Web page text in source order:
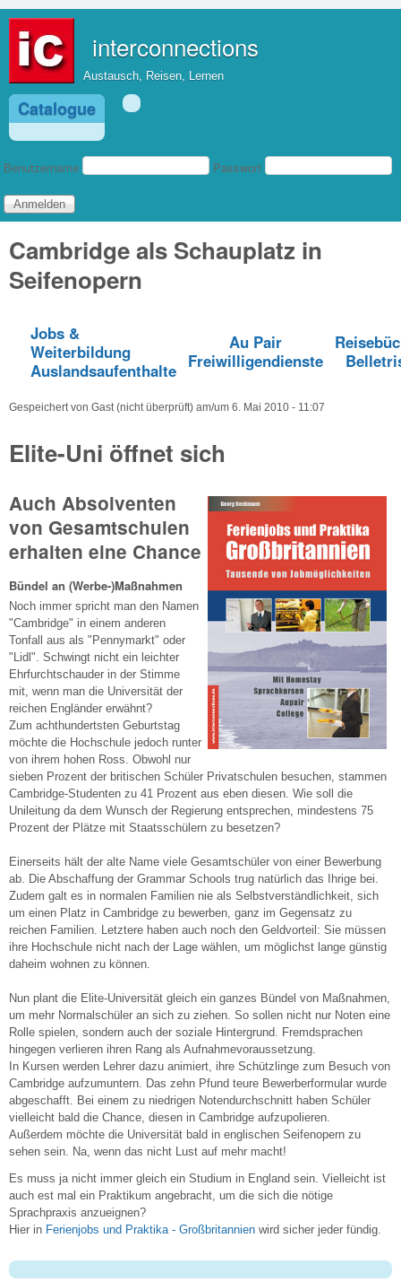
interconnections
Austausch, Reisen, Lernen
Catalogue
Benutzeranmeldung
Benutzername Passwort
Cambridge als Schauplatz in
Seifenopern
Jobs &
Weiterbildung
Auslandsaufenthalte
Au Pair
Freiwilligendienste
Gespeichert von Gast (nicht überprüft) am/um 6. Mai 2010 - 11:07
Elite-Uni öffnet sich
Auch Absolventen
von Gesamtschulen
erhalten eine Chance
Bündel an (Werbe-)Maßnahmen
Noch immer spricht man den Namen
"Cambridge" in einem anderen
Tonfall aus als "Pennymarkt" oder
"Lidl". Schwingt nicht ein leichter
Ehrfurchtschauder in der Stimme
mit, wenn man die Universität der
reichen Engländer erwähnt?
Zum achthundertsten Geburtstag
möchte die Hochschule jedoch runter
von ihrem hohen Ross. Obwohl nur
sieben Prozent der britischen Schüler Privatschulen besuchen, stammen
Cambridge-Studenten zu 41 Prozent aus eben diesen. Wie soll die
Unileitung da dem Wunsch der Regierung entsprechen, mindestens 75
Prozent der Plätze mit Staatsschülern zu besetzen?
Einerseits hält der alte Name viele Gesamtschüler von einer Bewerbung
ab. Die Abschaffung der Grammar Schools trug natürlich das Ihrige bei.
Zudem galt es in normalen Familien nie als Selbstverständlichkeit, sich
um einen Platz in Cambridge zu bewerben, ganz im Gegensatz zu
reichen Familien. Letztere haben auch noch den Geldvorteil: Sie müssen
ihre Hochschule nicht nach der Lage wählen, um möglichst lange günstig
daheim wohnen zu können.
Nun plant die Elite-Universität gleich ein ganzes Bündel von Maßnahmen,
um mehr Normalschüler an sich zu ziehen. So sollen nicht nur Noten eine
Rolle spielen, sondern auch der soziale Hintergrund. Fremdsprachen
hingegen verlieren ihren Rang als Aufnahmevoraussetzung.
In Kursen werden Lehrer dazu animiert, ihre Schützlinge zum Besuch von
Cambridge aufzumuntern. Das zehn Pfund teure Bewerberformular wurde
abgeschafft. Bei einem zu niedrigen Notendurchschnitt haben Schüler
vielleicht bald die Chance, diesen in Cambridge aufzupolieren.
Außerdem möchte die Universität bald in englischen Seifenopern zu
sehen sein. Na, wenn das nicht Lust auf mehr macht!
Es muss ja nicht immer gleich ein Studium in England sein. Vielleicht ist
auch est mal ein Praktikum angebracht, um die sich die nötige
Sprachpraxis anzueignen?
Hier in Ferienjobs und Praktika - Großbritannien wird sicher jeder fündig.